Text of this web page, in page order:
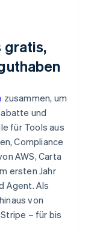
gratis,
zusammen, um
und
für Tools aus
Compliance
AWS, Carta
ersten Jahr
Agent. Als
von
– für bis